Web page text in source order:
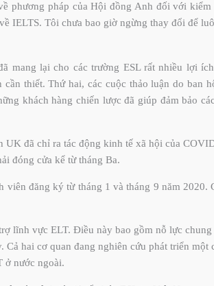
phương pháp của Hội đồng Anh đối với
IELTS. Tôi chưa bao giờ ngừng thay đổi để
mang lại cho các trường ESL rất nhiều lợi
thiết. Thứ hai, các cuộc thảo luận do ban
khách hàng chiến lược đã giúp đảm bảo
đã chỉ ra tác động kinh tế xã hội của
đóng cửa kể từ tháng Ba.
viên đăng ký từ tháng 1 và tháng 9 năm 2020.
lĩnh vực ELT. Điều này bao gồm nỗ lực
hai cơ quan đang nghiên cứu phát triển
ở nước ngoài.